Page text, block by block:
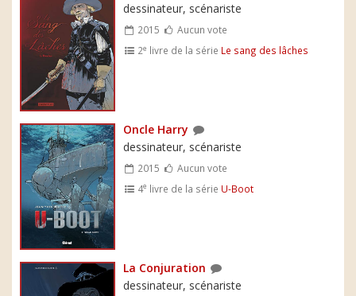
dessinateur, scénariste
2015
Aucun vote
2e livre de la série Le sang des lâches
Oncle Harry
dessinateur, scénariste
2015
Aucun vote
4e livre de la série U-Boot
La Conjuration
dessinateur, scénariste